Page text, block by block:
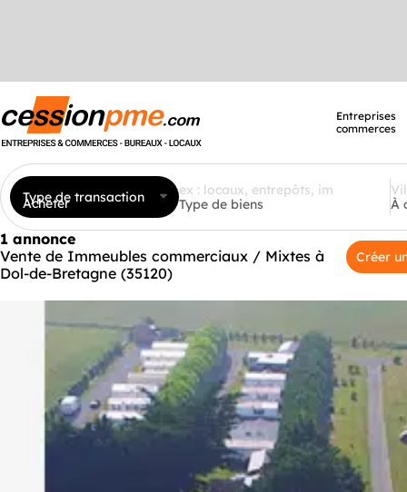
Entreprises
commerces
Type de transaction
Acheter Type de biens À
1 annonce
Vente de Immeubles commerciaux / Mixtes à
Dol-de-Bretagne (35120)
Créer